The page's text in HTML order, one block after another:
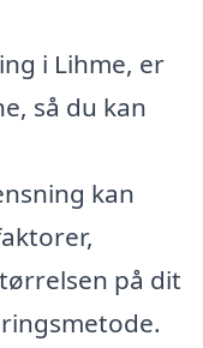
i Lihme, er
så du kan
kan
på dit